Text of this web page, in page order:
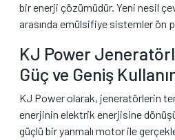
bir enerji çözümüdür. Yeni nesil
arasında emülsifiye sistemler ön
KJ Power
Güç ve Geniş
KJ Power olarak, jeneratörlerin
enerjinin elektrik enerjisine
güçlü bir yanmalı motor ile